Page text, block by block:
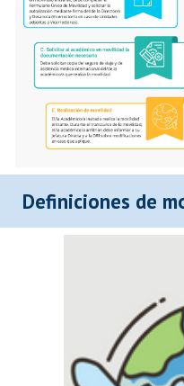
Definiciones de